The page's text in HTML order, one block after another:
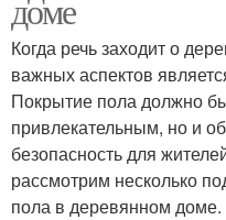
доме
Когда речь заходит о
важных аспектов
Покрытие пола должно
привлекательным, но и
безопасность для
рассмотрим несколько
пола в деревянном доме.